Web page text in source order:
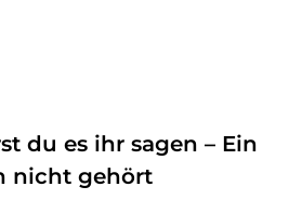
du es ihr sagen – Ein
nicht gehört